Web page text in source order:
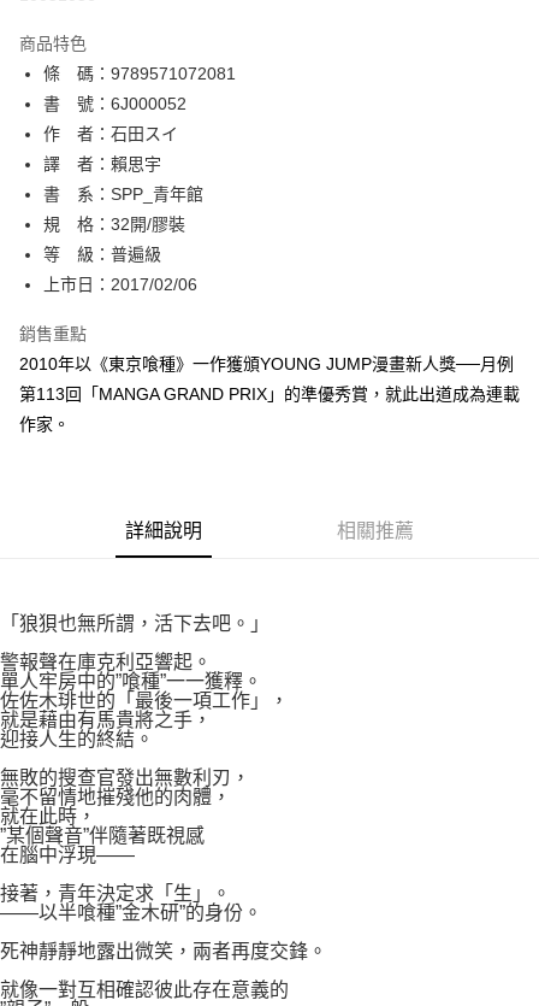
相關說明
【關於「AFTEE先享後付」】
AFTEE先享後付是「在收到商品之後才付款」的支付方式。 讓您購物簡單
便利好安心！
１．簡單：不需註冊會員、不需綁卡、不需儲值。
２．便利：只要手機號碼，簡訊認證，即可結帳。
３．安心：先確認商品／服務後，再付款。
【「AFTEE先享後付」結帳流程】
１．於結帳方式選擇「AFTEE先享後付」後，將跳轉至「AFTEE先享後付」
結帳頁面，進行簡訊認證並確認金額後，即可完成結帳。
２．訂單成立數日內，您將收到繳費通知簡訊。
ATM／網路銀行／等多元方式進行付款，方視為交易完成。
※ 請注意：結帳手續完成當下不需立刻繳費，但若您需要取消訂單，請聯絡
購買商品的店家。未經商家同意取消之訂單仍視為有效，需透過AFTEE先享
後付繳納相關費用。
※ 交易是否成功請以「AFTEE先享後付 」之結帳頁面顯示為準，若有關於
１．透過由恩沛科技股份有限公司提供之「AFTEE先享後付」服務完成之交
易，需依本服務之必要範圍內提供個人資料，並將交易相關給付款項請求債
https://aftee.tw/terms/#terms3
「AFTEE先享後付」，若未經同意申辦者引起之損失，本公司不負相關責
任。
４．使用「AFTEE先享後付」時，將依據個別帳號之用戶狀況，依本公司即
時審查核予不同之上限額度；若仍有額度不足之情形，本公司將視審查結果
請求用戶進行身份認證。
５．嚴禁一人註冊多個帳號或使用他人資訊註冊。若發現惡意使用之情形，
恩沛科技股份有限公司將有權停止該用戶之使用額度並採取法律行動。
ATM付款
運送方式
全家取貨付款
每筆NT$80，滿NT$500(含以上)免運費
付款後全家取貨
每筆NT$80，滿NT$500(含以上)免運費
付款後萊爾富取貨
每筆NT$80，滿NT$500(含以上)免運費
每筆NT$80，滿NT$500(含以上)免運費
宅配
每筆NT$100，滿NT$800(含以上)免運費
國家/地區配送
商品特色
條 碼：9789571072081
書 號：6J000052
作 者：石田スイ
譯 者：賴思宇
書 系：SPP_青年館
規 格：32開/膠裝
等 級：普遍級
上市日：2017/02/06
銷售重點
2010年以《東京喰種》一作獲頒YOUNG JUMP漫畫新人獎──月例
第113回「MANGA GRAND PRIX」的準優秀賞，就此出道成為連載
作家。
詳細說明 相關推薦
「狼狽也無所謂，活下去吧。」
警報聲在庫克利亞響起。
單人牢房中的”喰種”一一獲釋。
佐佐木琲世的「最後一項工作」，
就是藉由有馬貴將之手，
迎接人生的終結。
無敗的搜查官發出無數利刃，
毫不留情地摧殘他的肉體，
就在此時，
”某個聲音”伴隨著既視感
在腦中浮現――
接著，青年決定求「生」。
――以半喰種”金木研”的身份。
死神靜靜地露出微笑，兩者再度交鋒。
就像一對互相確認彼此存在意義的